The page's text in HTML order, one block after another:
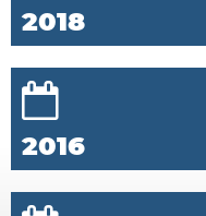
2018
2016